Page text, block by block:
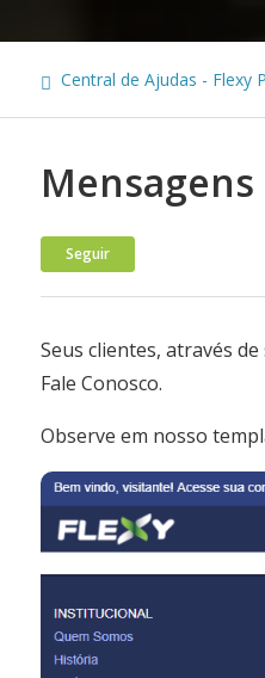
Central de Ajudas - Flexy
Seguir
Seus clientes, através
Fale Conosco.
Observe em nosso